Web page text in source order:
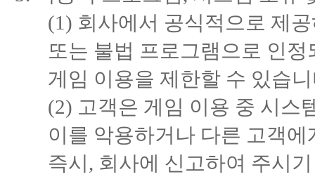
(1) 회사에서 공식적으로 제
또는 불법 프로그램으로 인
게임 이용을 제한할 수 있습
(2) 고객은 게임 이용 중 시스
이를 악용하거나 다른 고객
즉시, 회사에 신고하여 주시